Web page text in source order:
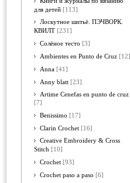
для детей [113]
Лоскутное шитьё. ПЭЧВОРК.
КВИЛТ [231]
Солёное тесто [3]
Ambientes en Punto de Cruz [12]
Anna [41]
Anny blatt [23]
Artime Cenefas en punto de cruz
[7]
Benissimo [17]
Clarin Crochet [16]
Creative Embroidery & Cross
Stitch [10]
Crochet [93]
Crochet paso a paso [6]